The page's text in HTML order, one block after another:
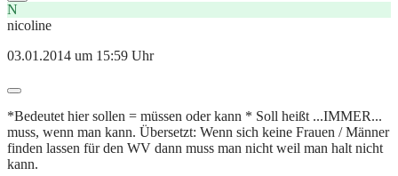
N
nicoline
03.01.2014 um 15:59 Uhr
*Bedeutet hier sollen = müssen oder kann * Soll heißt ...IMMER...
muss, wenn man kann. Übersetzt: Wenn sich keine Frauen / Männer
finden lassen für den WV dann muss man nicht weil man halt nicht
kann.